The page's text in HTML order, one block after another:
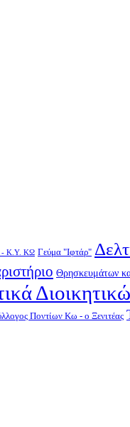
- Κ.Υ. ΚΩ Γεύμα "Ιφτάρ"
Θρησκευμάτων
Ποντίων Κω - ο Ξενιτέας